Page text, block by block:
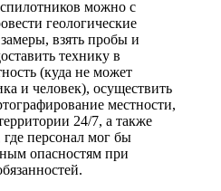
можно с
геологические
взять пробы и
технику в
(куда не может
и человек), осуществить
местности,
24/7, а также
персонал мог бы
опасностям при